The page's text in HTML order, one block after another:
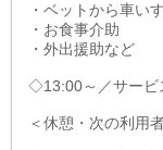
・ベットから車い
・お食事介助
・外出援助など
◇13:00～／サービ
＜休憩・次の利用